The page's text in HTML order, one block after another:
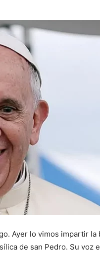
Ayer lo vimos impartir la
de san Pedro. Su voz